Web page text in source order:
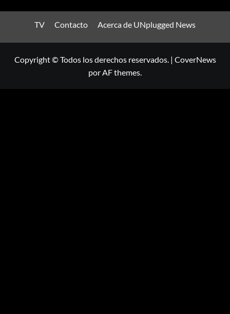
TV Contacto Acerca de UNplugged News
Copyright © Todos los derechos reservados. | CoverNews
por AF themes.